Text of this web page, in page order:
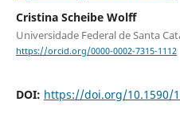
Cristina Scheibe Wolff
Universidade Federal de Santa
https://orcid.org/0000-0002-7315-1112
DOI: https://doi.org/10.1590/